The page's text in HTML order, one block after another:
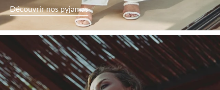
Découvrir nos pyjamas